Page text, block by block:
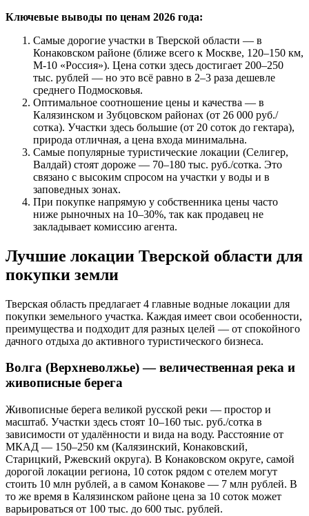
Ключевые выводы по ценам 2026 года:
Самые дорогие участки в Тверской области — в
Конаковском районе (ближе всего к Москве, 120–150 км,
М-10 «Россия»). Цена сотки здесь достигает 200–250
тыс. рублей — но это всё равно в 2–3 раза дешевле
среднего Подмосковья.
Оптимальное соотношение цены и качества — в
Калязинском и Зубцовском районах (от 26 000 руб./
сотка). Участки здесь большие (от 20 соток до гектара),
природа отличная, а цена входа минимальна.
Самые популярные туристические локации (Селигер,
Валдай) стоят дороже — 70–180 тыс. руб./сотка. Это
связано с высоким спросом на участки у воды и в
заповедных зонах.
При покупке напрямую у собственника цены часто
ниже рыночных на 10–30%, так как продавец не
закладывает комиссию агента.
Лучшие локации Тверской области для
покупки земли
Тверская область предлагает 4 главные водные локации для
покупки земельного участка. Каждая имеет свои особенности,
преимущества и подходит для разных целей — от спокойного
дачного отдыха до активного туристического бизнеса.
Волга (Верхневолжье) — величественная река и
живописные берега
Живописные берега великой русской реки — простор и
масштаб. Участки здесь стоят 10–160 тыс. руб./сотка в
зависимости от удалённости и вида на воду. Расстояние от
МКАД — 150–250 км (Калязинский, Конаковский,
Старицкий, Ржевский округа). В Конаковском округе, самой
дорогой локации региона, 10 соток рядом с отелем могут
стоить 10 млн рублей, а в самом Конакове — 7 млн рублей. В
то же время в Калязинском районе цена за 10 соток может
варьироваться от 100 тыс. до 600 тыс. рублей.